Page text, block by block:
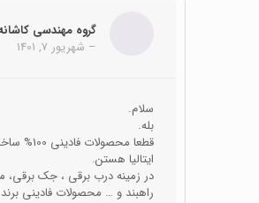
گروه مهندسی
– شهریور 7, 1401
سلام.
بله.
قطعا
ایتالیا هستن.
در زمینه درب برقی ، جک برقی،
راهبند و … محصولات فادینی